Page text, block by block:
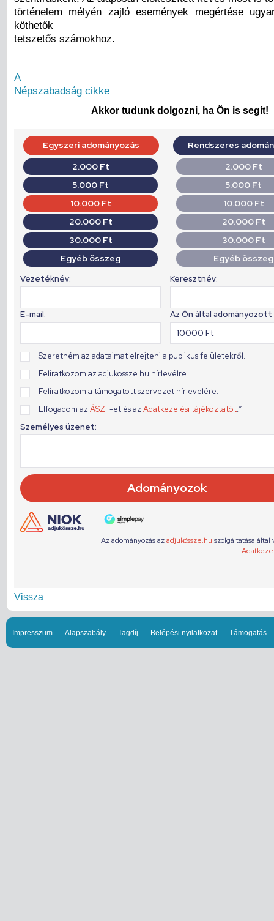
történelem mélyén zajló események megértése
köthetők
tetszetős számokhoz.
A
Népszabadság cikke
Akkor tudunk dolgozni, ha Ön is segít!
Vissza
Impresszum Alapszabály Tagdíj Belépési nyilatkozat Támogatás